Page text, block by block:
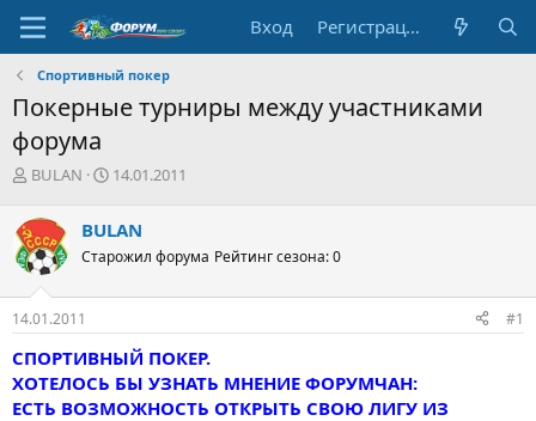
Вход Регистрация
Спортивный покер
Покерные турниры между участниками
форума
А
т
о
р
т
е
м
BULAN
Д
а
н
ч
а
14.01.2011
BULAN
Старожил форума Рейтинг сезона: 0
14.01.2011 #1
СПОРТИВНЫЙ ПОКЕР.
ХОТЕЛОСЬ БЫ УЗНАТЬ МНЕНИЕ ФОРУМЧАН:
ЕСТЬ ВОЗМОЖНОСТЬ ОТКРЫТЬ СВОЮ ЛИГУ ИЗ